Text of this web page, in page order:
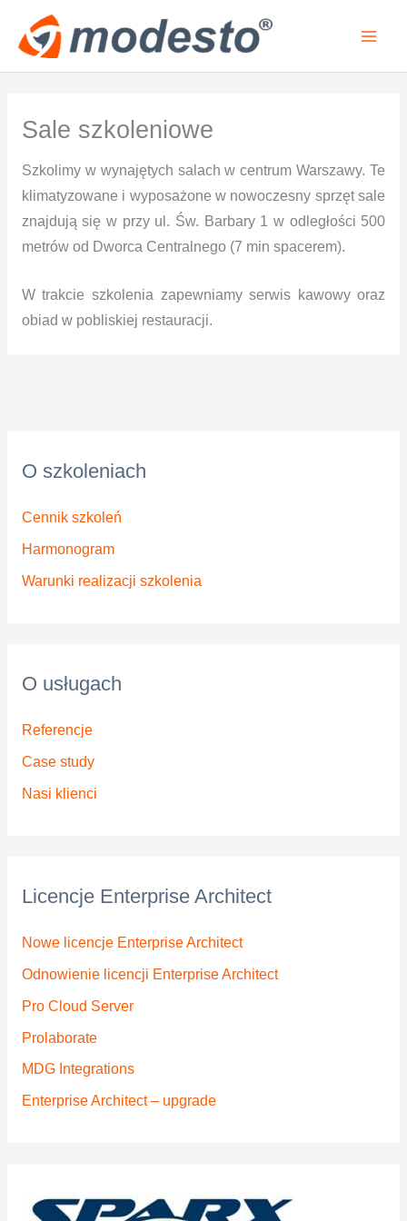
Sale szkoleniowe
Szkolimy w wynajętych salach w centrum Warszawy. Te
klimatyzowane i wyposażone w nowoczesny sprzęt sale
znajdują się w przy ul. Św. Barbary 1 w odległości 500
metrów od Dworca Centralnego (7 min spacerem).
W trakcie szkolenia zapewniamy serwis kawowy oraz
obiad w pobliskiej restauracji.
O szkoleniach
Cennik szkoleń
Harmonogram
Warunki realizacji szkolenia
O usługach
Referencje
Case study
Nasi klienci
Licencje Enterprise Architect
Nowe licencje Enterprise Architect
Odnowienie licencji Enterprise Architect
Pro Cloud Server
Prolaborate
MDG Integrations
Enterprise Architect – upgrade